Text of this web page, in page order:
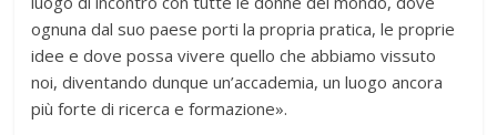
ognuna dal suo paese porti la propria pratica, le proprie
idee e dove possa vivere quello che abbiamo vissuto
noi, diventando dunque un’accademia, un luogo ancora
più forte di ricerca e formazione».